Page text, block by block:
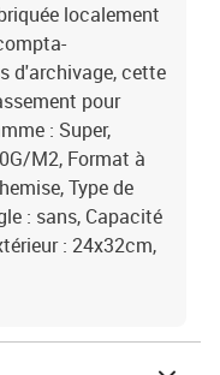
localement
d'archivage, cette
pour
: Super,
M2, Format à
Type de
: sans, Capacité
: 24x32cm,